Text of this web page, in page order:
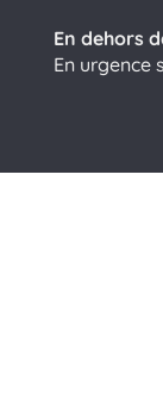
En dehors
En urgence